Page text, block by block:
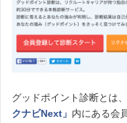
グッドポイント診断とは
クナビNext」 内にある会